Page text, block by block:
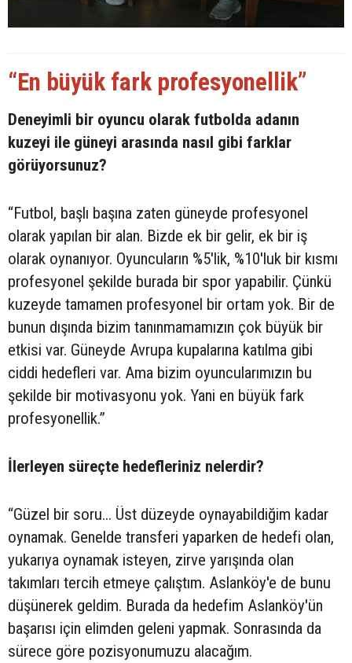
“En büyük fark profesyonellik”
Deneyimli bir oyuncu olarak futbolda adanın
kuzeyi ile güneyi arasında nasıl gibi farklar
görüyorsunuz?
“Futbol, başlı başına zaten güneyde profesyonel
olarak yapılan bir alan. Bizde ek bir gelir, ek bir iş
olarak oynanıyor. Oyuncuların %5'lik, %10'luk bir kısmı
profesyonel şekilde burada bir spor yapabilir. Çünkü
kuzeyde tamamen profesyonel bir ortam yok. Bir de
bunun dışında bizim tanınmamamızın çok büyük bir
etkisi var. Güneyde Avrupa kupalarına katılma gibi
ciddi hedefleri var. Ama bizim oyuncularımızın bu
şekilde bir motivasyonu yok. Yani en büyük fark
profesyonellik.”
İlerleyen süreçte hedefleriniz nelerdir?
“Güzel bir soru... Üst düzeyde oynayabildiğim kadar
oynamak. Genelde transferi yaparken de hedefi olan,
yukarıya oynamak isteyen, zirve yarışında olan
takımları tercih etmeye çalıştım. Aslanköy'e de bunu
düşünerek geldim. Burada da hedefim Aslanköy'ün
başarısı için elimden geleni yapmak. Sonrasında da
sürece göre pozisyonumuzu alacağım.